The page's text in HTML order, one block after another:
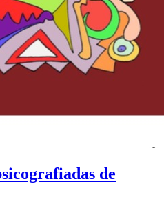
de